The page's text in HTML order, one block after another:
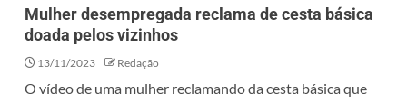
Mulher desempregada reclama de cesta básica
doada pelos vizinhos
13/11/2023 Redação
O vídeo de uma mulher reclamando da cesta básica que